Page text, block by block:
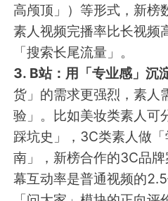
高颅顶」）等形式，新
素人视频完播率比长视频
「搜索长尾流量」。
3. B站：用「专业感」沉
货」的需求更强烈，素人
验」。比如美妆类素人可
踩坑史」，3C类素人做
南」，新榜合作的3C品
幕互动率是普通视频的